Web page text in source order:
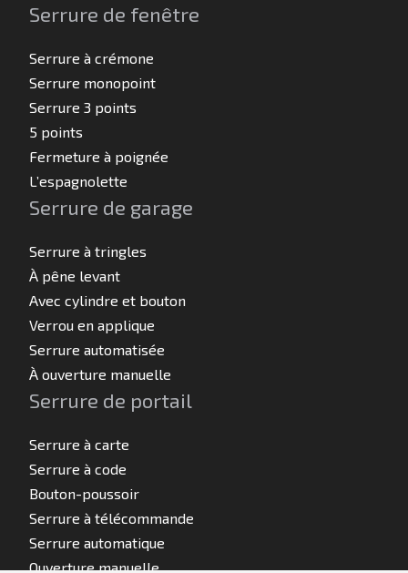
Serrure de fenêtre
Serrure à crémone
Serrure monopoint
Serrure 3 points
5 points
Fermeture à poignée
L’espagnolette
Serrure de garage
Serrure à tringles
À pêne levant
Avec cylindre et bouton
Verrou en applique
Serrure automatisée
À ouverture manuelle
Serrure de portail
Serrure à carte
Serrure à code
Bouton-poussoir
Serrure à télécommande
Serrure automatique
Ouverture manuelle